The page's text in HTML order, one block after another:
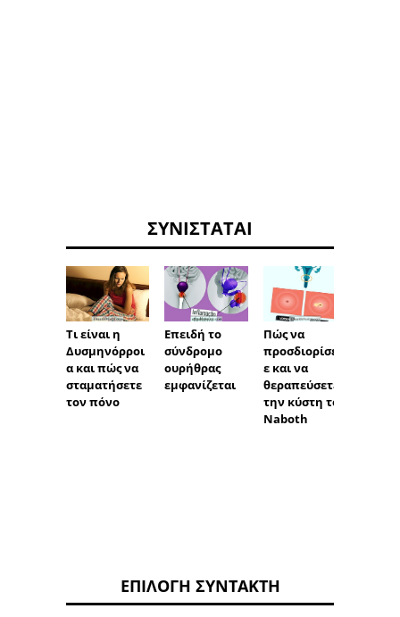
ΣΥΝΙΣΤΆΤΑΙ
Τι είναι η
Δυσμηνόρροι
α και πώς να
σταματήσετε
τον πόνο
Επειδή το
σύνδρομο
ουρήθρας
εμφανίζεται
Πώς να
προσδιορίσετ
ε και να
θεραπεύσετε
την κύστη του
Naboth
ΕΠΙΛΟΓΉ ΣΥΝΤΆΚΤΗ